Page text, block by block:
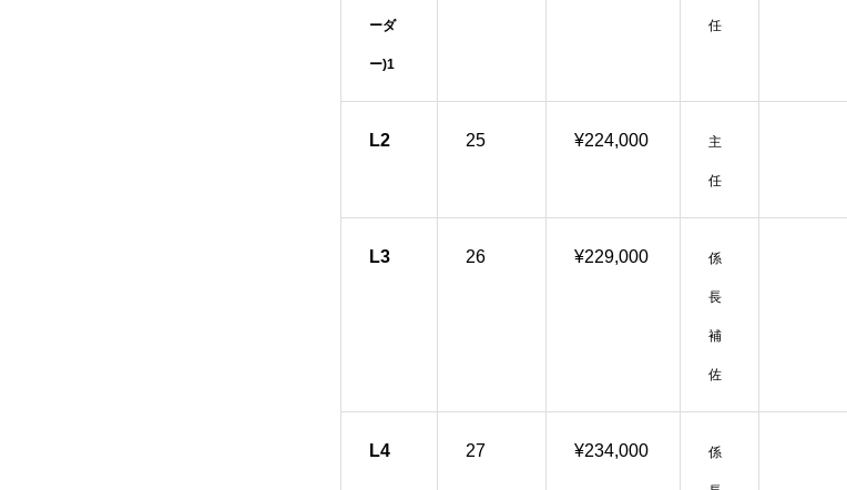
ーダ
ー)1
任
L2 25 ¥224,000 主
任
L3 26 ¥229,000 係
長
補
佐
L4 27 ¥234,000 係